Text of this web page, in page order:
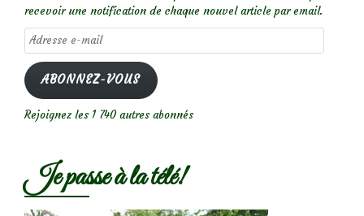
recevoir une notification de chaque nouvel article par email.
Adresse
e-
mail
ABONNEZ-VOUS
Rejoignez les 1 740 autres abonnés
Je passe à la télé!